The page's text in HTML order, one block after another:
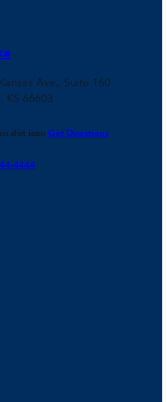
Ave., Suite 160
KS 66603
Get Directions
4444